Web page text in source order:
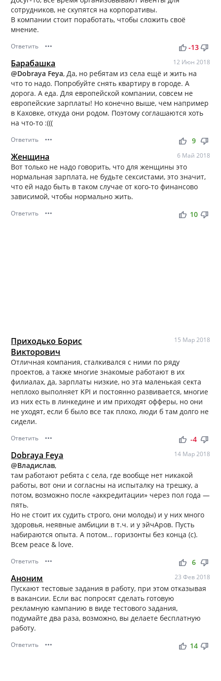
сотрудников, не скупятся на корпоративы.
В компании стоит поработать, чтобы сложить своё
мнение.
Ответить ••• thumb_up thumb_down
-13
Барабашка 12 Июн 2018
@Dobraya Feya, Да, но ребятам из села ещё и жить на
что то надо. Попробуйте снять квартиру в городе. А
дорога. А еда. Для европейской компании, совсем не
европейские зарплаты! Но конечно выше, чем например
в Каховке, откуда они родом. Поэтому соглашаются хоть
на что-то :(((
Ответить ••• thumb_up thumb_down
9
Женщина 6 Май 2018
Вот только не надо говорить, что для женщины это
нормальная зарплата, не будьте сексистами, это значит,
что ей надо быть в таком случае от кого-то финансово
зависимой, чтобы нормально жить.
Ответить ••• thumb_up thumb_down
10
Приходько Борис
Викторович
15 Мар 2018
Отличная компания, сталкивался с ними по ряду
проектов, а также многие знакомые работают в их
филиалах, да, зарплаты низкие, но эта маленькая секта
неплохо выполняет KPI и постоянно развивается, многие
из них есть в линкедине и им приходят офферы, но они
не уходят, если б было все так плохо, люди б там долго не
сидели.
Ответить ••• thumb_up thumb_down
-4
Dobraya Feya 14 Мар 2018
@Владислав,
там работают ребята с села, где вообще нет никакой
работы, вот они и согласны на испыталку на трешку, а
потом, возможно после «аккредитации» через пол года —
пять.
Но не стоит их судить строго, они молоды) и у них много
здоровья, неявные амбиции в т.ч. и у эйчАров. Пусть
набираются опыта. А потом… горизонты без конца (с).
Всем peace & love.
Ответить ••• thumb_up thumb_down
6
Аноним 23 Фев 2018
Пускают тестовые задания в работу, при этом отказывая
в вакансии. Если вас попросят сделать готовую
рекламную кампанию в виде тестового задания,
подумайте два раза, возможно, вы делаете бесплатную
работу.
Ответить ••• thumb_up thumb_down
14